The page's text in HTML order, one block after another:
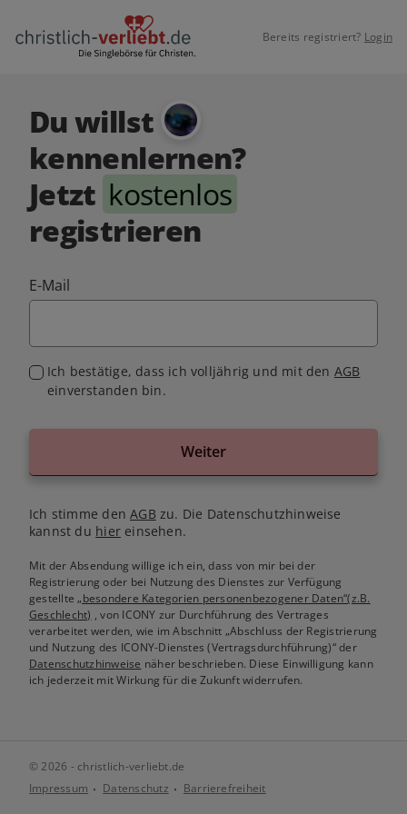
Bereits registriert? Login
Du willst
kennenlernen?
Jetzt kostenlos
registrieren
E-Mail
Ich bestätige, dass ich volljährig und mit den AGB
einverstanden bin.
Weiter
Ich stimme denAGB zu. Die Datenschutzhinweise
kannst du hiereinsehen.
Mit der Absendung willige ich ein, dass von mir bei der
Registrierung oder bei Nutzung des Dienstes zur Verfügung
gestellte„besondere Kategorien personenbezogener Daten“(z.B.
Geschlecht) , von ICONY zur Durchführung des Vertrages
verarbeitet werden, wie im Abschnitt „Abschluss der Registrierung
und Nutzung des ICONY-Dienstes (Vertragsdurchführung)“ der
Datenschutzhinweise näher beschrieben. Diese Einwilligung kann
ich jederzeit mit Wirkung für die Zukunft widerrufen.
© 2026 - christlich-verliebt.de
Impressum
Datenschutz Barrierefreiheit